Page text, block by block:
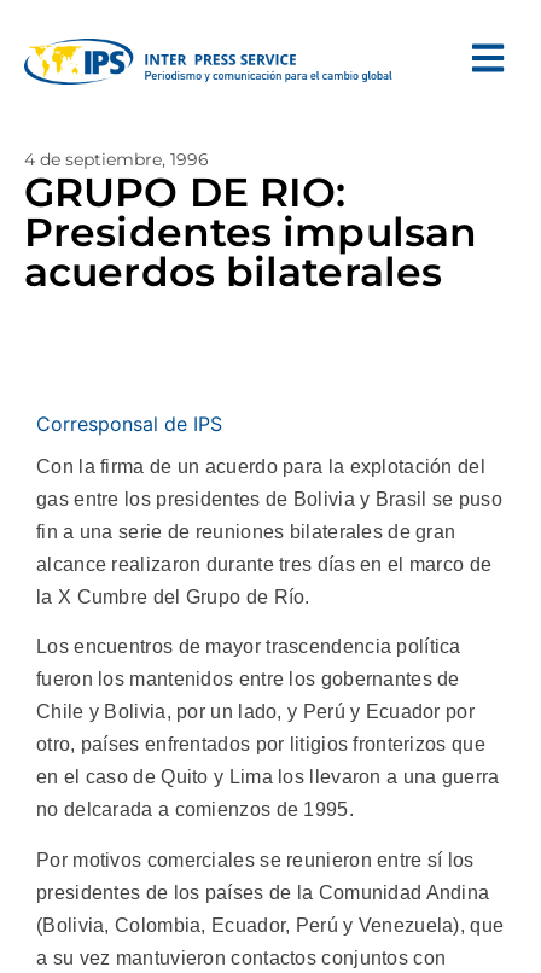
4 de septiembre, 1996
GRUPO DE RIO:
Presidentes impulsan
acuerdos bilaterales
Corresponsal de IPS
Con la firma de un acuerdo para la explotación del
gas entre los presidentes de Bolivia y Brasil se puso
fin a una serie de reuniones bilaterales de gran
alcance realizaron durante tres días en el marco de
la X Cumbre del Grupo de Río.
Los encuentros de mayor trascendencia política
fueron los mantenidos entre los gobernantes de
Chile y Bolivia, por un lado, y Perú y Ecuador por
otro, países enfrentados por litigios fronterizos que
en el caso de Quito y Lima los llevaron a una guerra
no delcarada a comienzos de 1995.
Por motivos comerciales se reunieron entre sí los
presidentes de los países de la Comunidad Andina
(Bolivia, Colombia, Ecuador, Perú y Venezuela), que
a su vez mantuvieron contactos conjuntos con